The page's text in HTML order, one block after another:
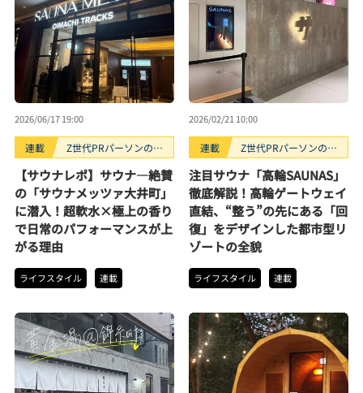
2026/06/17 19:00
連載
Z世代PRパーソンのキ
【サウナレポ】サウナ―絶賛
の「サウナメッツァ大井町」
に潜入！超軟水×極上の香り
で日常のパフォーマンスが上
がる理由
ライフスタイル 連載
2026/02/21 10:00
連載
Z世代PRパーソンのキ
注目サウナ「高輪SAUNAS」
徹底解説！高輪ゲートウェイ
直結、“整う”の先にある「回
復」をデザインした都市型リ
ゾートの全貌
ライフスタイル 連載